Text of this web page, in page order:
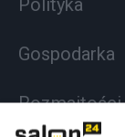
Gospodarka
Rozmaitości